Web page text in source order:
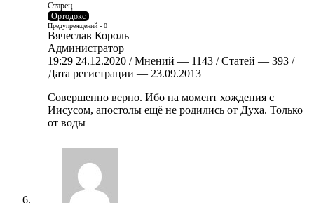
Старец
Ортодокс
Предупреждений - 0
Вячеслав Король
Администратор
19:29 24.12.2020 / Мнений — 1143 / Статей — 393 /
Дата регистрации — 23.09.2013
Совершенно верно. Ибо на момент хождения с
Иисусом, апостолы ещё не родились от Духа. Только
от воды